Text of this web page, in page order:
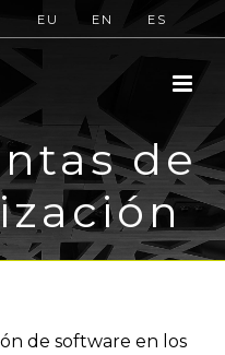
EU EN ES
de
de software en los